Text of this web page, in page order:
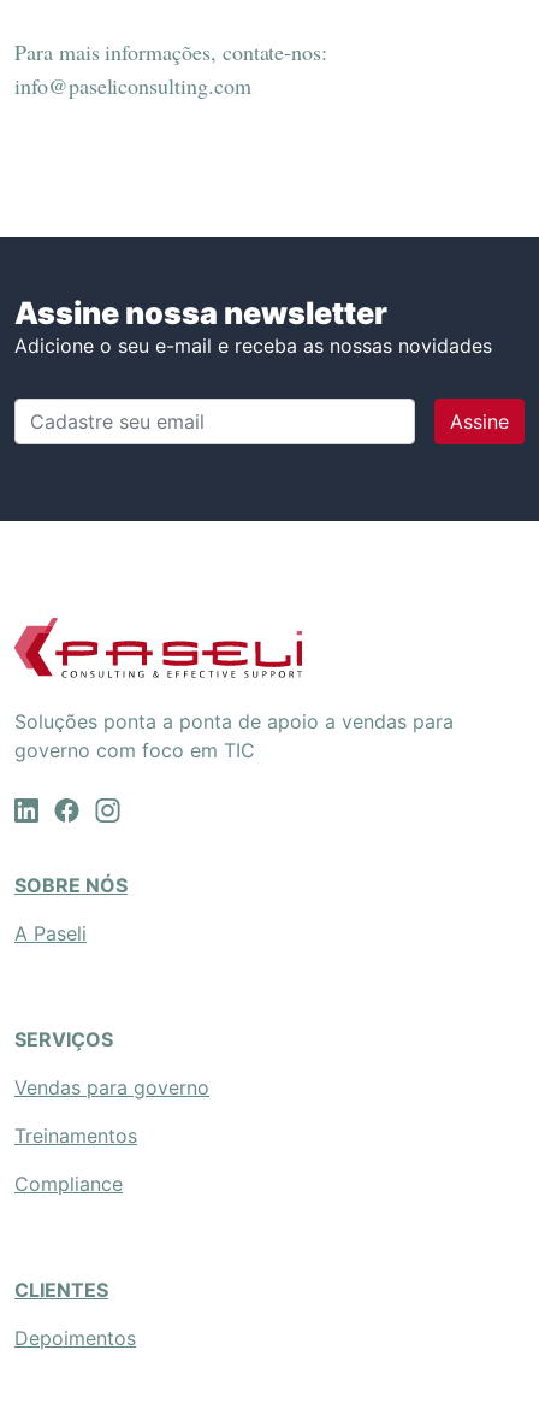
Para mais informações, contate-nos:
info@paseliconsulting.com
Assine nossa newsletter
Adicione o seu e-mail e receba as nossas novidades
Cadastre seu email
Soluções ponta a ponta de apoio a vendas para
governo com foco em TIC
SOBRE NÓS
A Paseli
SERVIÇOS
Vendas para governo
Treinamentos
Compliance
CLIENTES
Depoimentos